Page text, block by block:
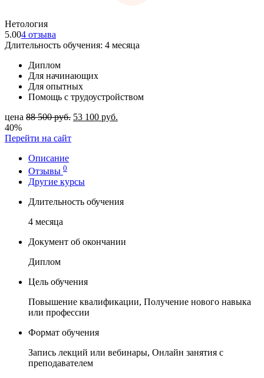
Нетология
5.004 отзыва
Длительность обучения: 4 месяца
Диплом
Для начинающих
Для опытных
Помощь с трудоустройством
цена 88 500руб. 53 100 руб.
40%
Перейти на сайт
Описание
Отзывы 0
Другие курсы
Длительность обучения
4 месяца
Документ об окончании
Диплом
Цель обучения
Повышение квалификации, Получение нового навыка
или профессии
Формат обучения
Запись лекций или вебинары, Онлайн занятия с
преподавателем